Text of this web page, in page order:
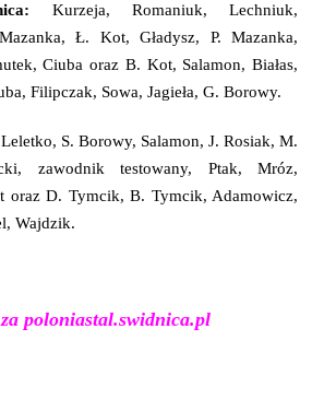
Kurzeja, Romaniuk, Lechniuk,
Ł. Kot, Gładysz, P. Mazanka,
Ciuba oraz B. Kot, Salamon, Białas,
Filipczak, Sowa, Jagieła, G. Borowy.
Leletko, S. Borowy, Salamon, J. Rosiak, M.
zawodnik testowany, Ptak, Mróz,
oraz D. Tymcik, B. Tymcik, Adamowicz,
Wajdzik.
poloniastal.swidnica.pl